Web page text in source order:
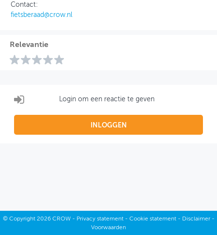
Contact:
fietsberaad@crow.nl
Relevantie
Login om een reactie te geven
INLOGGEN
© Copyright2026 CROW - Privacy statement- Cookie statement- Disclaimer-
Voorwaarden